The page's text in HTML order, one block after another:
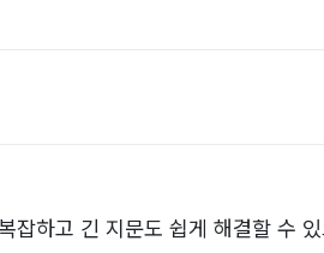
하고 긴 지문도 쉽게 해결할 수